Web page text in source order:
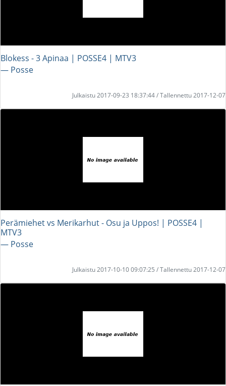
Blokess - 3 Apinaa | POSSE4 | MTV3
― Posse
Julkaistu 2017-09-23 18:37:44 / Tallennettu 2017-12-07
Perämiehet vs Merikarhut - Osu ja Uppos! | POSSE4 |
MTV3
― Posse
Julkaistu 2017-10-10 09:07:25 / Tallennettu 2017-12-07